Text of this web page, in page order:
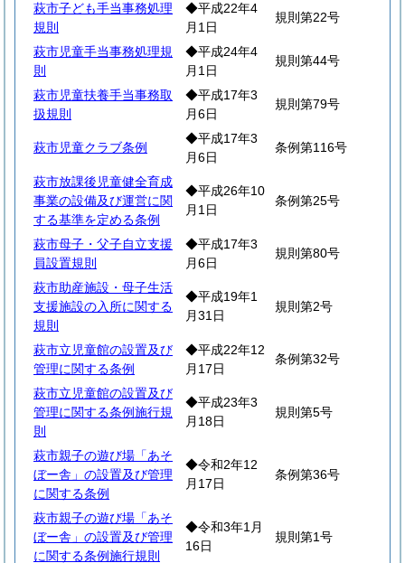
萩市子ども手当事務処理
規則
◆平成22年4
月1日
規則第22号
萩市児童手当事務処理規
則
◆平成24年4
月1日
規則第44号
萩市児童扶養手当事務取
扱規則
◆平成17年3
月6日
規則第79号
萩市児童クラブ条例
◆平成17年3
月6日
条例第116号
萩市放課後児童健全育成
事業の設備及び運営に関
する基準を定める条例
◆平成26年10
月1日
条例第25号
萩市母子・父子自立支援
員設置規則
◆平成17年3
月6日
規則第80号
萩市助産施設・母子生活
支援施設の入所に関する
規則
◆平成19年1
月31日
規則第2号
萩市立児童館の設置及び
管理に関する条例
◆平成22年12
月17日
条例第32号
萩市立児童館の設置及び
管理に関する条例施行規
則
◆平成23年3
月18日
規則第5号
萩市親子の遊び場「あそ
ぼー舎」の設置及び管理
に関する条例
◆令和2年12
月17日
条例第36号
萩市親子の遊び場「あそ
ぼー舎」の設置及び管理
に関する条例施行規則
◆令和3年1月
16日
規則第1号